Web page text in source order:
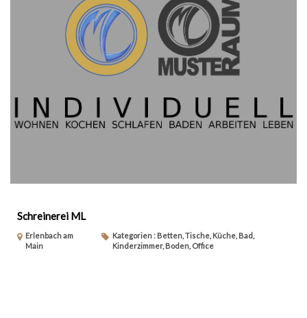
Schreinerei ML
Erlenbach am
Main
Kategorien : Betten, Tische, Küche, Bad,
Kinderzimmer, Boden, Office